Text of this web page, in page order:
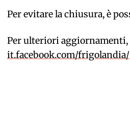
Per evitare la chiusura, è
Per ulteriori aggiornamenti,
it.facebook.com/frigolandia/